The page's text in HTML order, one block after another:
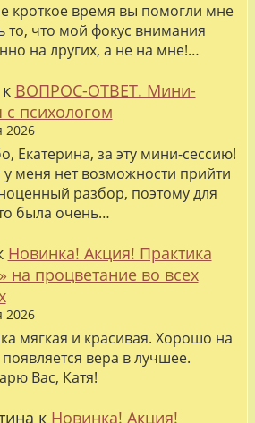
кроткое время вы помогли мне
то, что мой фокус внимания
на лругих, а не на мне!…
к ВОПРОС-ОТВЕТ. Мини-
с психологом
2026
Екатерина, за эту мини-сессию!
у меня нет возможности прийти
разбор, поэтому для
была очень…
Новинка! Акция! Практика
на процветание во всех
2026
мягкая и красивая. Хорошо на
вера в лучшее.
Вас, Катя!
к Новинка! Акция!